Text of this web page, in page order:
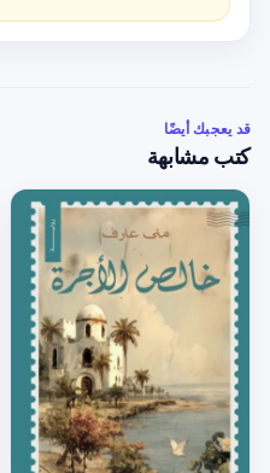
قد يعجبك أيضًا
كتب مشابهة